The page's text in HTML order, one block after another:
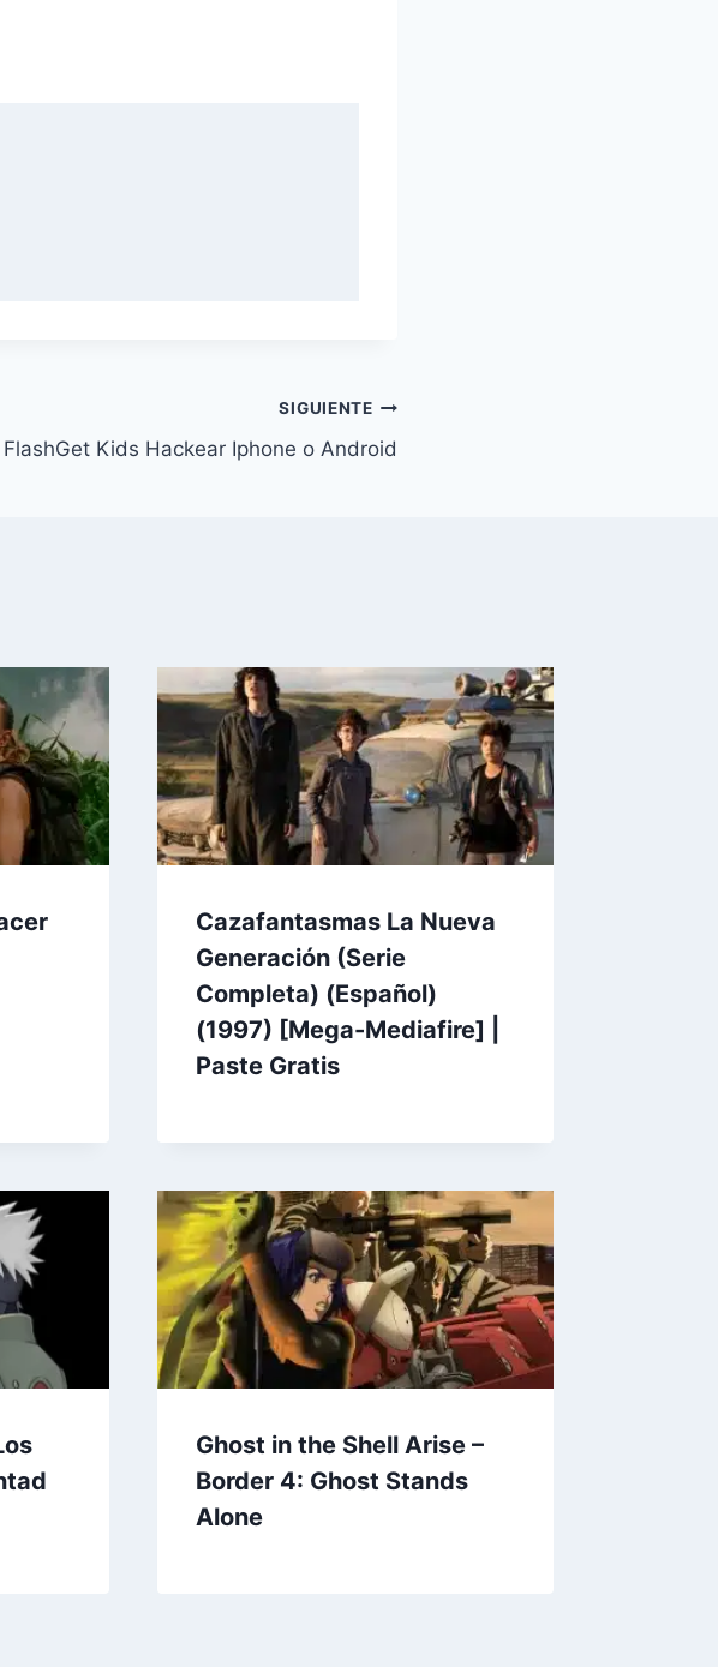
SIGUIENTE
FlashGet Kids Hackear Iphone o Android
Cazafantasmas La Nueva
Generación (Serie
Completa) (Español)
(1997) [Mega-Mediafire] |
Paste Gratis
Ghost in the Shell Arise –
Border 4: Ghost Stands
Alone